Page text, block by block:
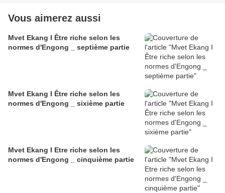
Vous aimerez aussi
Mvet Ekang I Être riche selon les
normes d'Engong _ septième partie
Mvet Ekang I Être riche selon les
normes d'Engong _ sixième partie
Mvet Ekang I Etre riche selon les
normes d'Engong _ cinquième partie